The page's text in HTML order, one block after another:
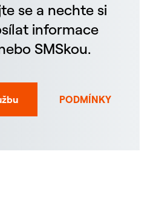
se a nechte si
informace
SMSkou.
PODMÍNKY